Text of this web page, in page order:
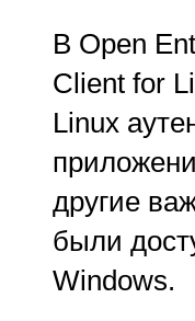
В Open
Client for
Linux
другие
были
Windows.